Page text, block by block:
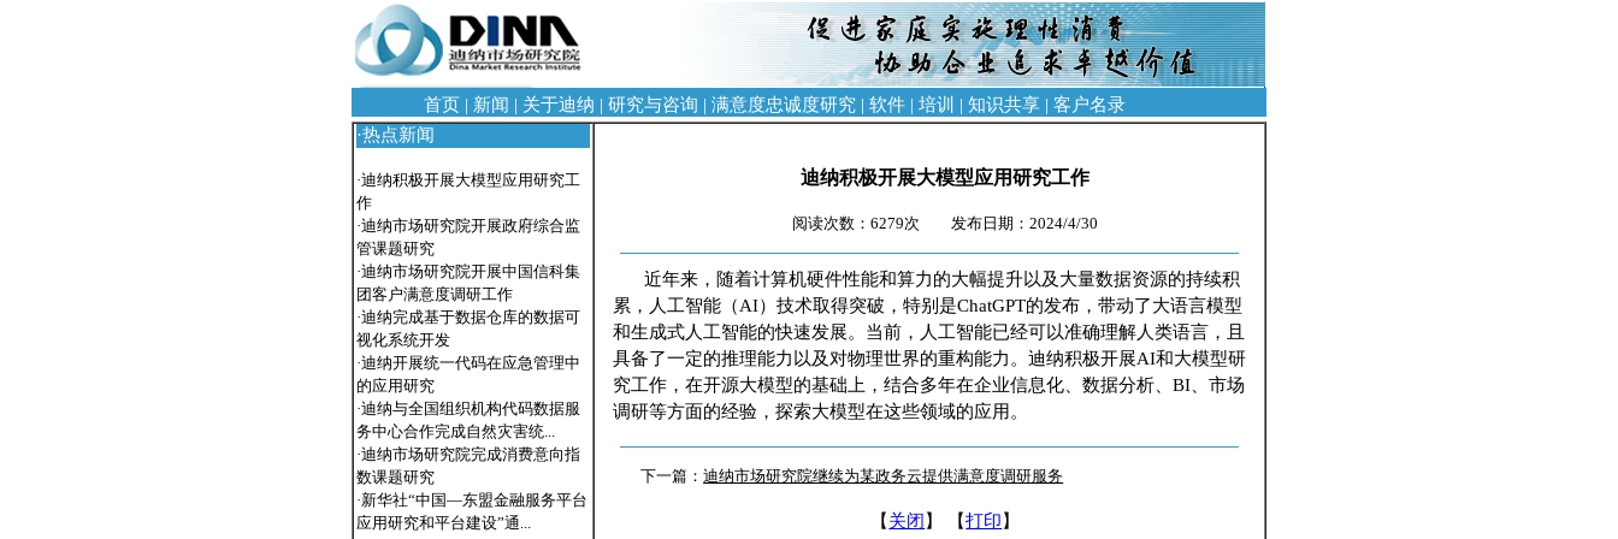
首页 | 新闻 | 关于迪纳 | 研究与咨询 | 满意度忠诚度研究 | 软件 | 培训 | 知识共享 | 客户名录
·热点新闻
·迪纳积极开展大模型应用研究工
作
·迪纳市场研究院开展政府综合监
管课题研究
·迪纳市场研究院开展中国信科集
团客户满意度调研工作
·迪纳完成基于数据仓库的数据可
视化系统开发
·迪纳开展统一代码在应急管理中
的应用研究
·迪纳与全国组织机构代码数据服
务中心合作完成自然灾害统...
·迪纳市场研究院完成消费意向指
数课题研究
·新华社“中国—东盟金融服务平台
应用研究和平台建设”通...
迪纳积极开展大模型应用研究工作
阅读次数：6279次 发布日期：2024/4/30
近年来，随着计算机硬件性能和算力的大幅提升以及大量数据资源的持续积
累，人工智能（AI）技术取得突破，特别是ChatGPT的发布，带动了大语言模型
和生成式人工智能的快速发展。当前，人工智能已经可以准确理解人类语言，且
具备了一定的推理能力以及对物理世界的重构能力。迪纳积极开展AI和大模型研
究工作，在开源大模型的基础上，结合多年在企业信息化、数据分析、BI、市场
调研等方面的经验，探索大模型在这些领域的应用。
下一篇：迪纳市场研究院继续为某政务云提供满意度调研服务
【 关闭 】 【打印 】